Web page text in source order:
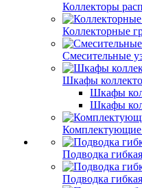
Коллекторы
Коллекторные
Смесительные
Шкафы
Шкафы
Шкафы
Комплектующие
Подводка
Подводка